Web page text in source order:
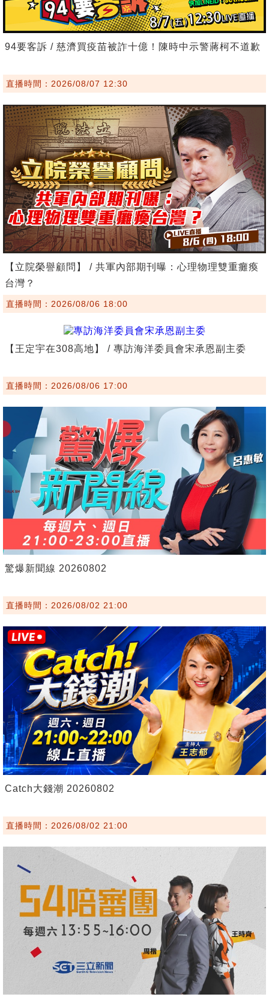
94要客訴 / 慈濟買疫苗被詐十億！陳時中示警蔣柯不道歉
直播時間：2026/08/07 12:30
【立院榮譽顧問】 / 共軍內部期刊曝：心理物理雙重癱瘓
台灣？
直播時間：2026/08/06 18:00
【王定宇在308高地】 / 專訪海洋委員會宋承恩副主委
直播時間：2026/08/06 17:00
驚爆新聞線 20260802
直播時間：2026/08/02 21:00
Catch大錢潮 20260802
直播時間：2026/08/02 21:00